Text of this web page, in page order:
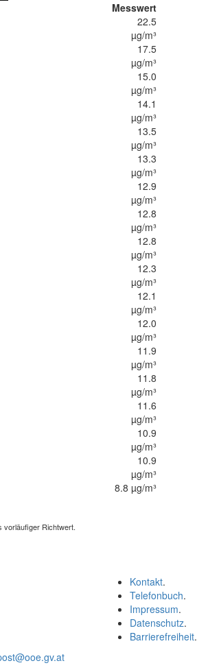
Messwert
22.5
µg/m³
17.5
µg/m³
15.0
µg/m³
14.1
µg/m³
13.5
µg/m³
13.3
µg/m³
12.9
µg/m³
12.8
µg/m³
12.8
µg/m³
12.3
µg/m³
12.1
µg/m³
12.0
µg/m³
11.9
µg/m³
11.8
µg/m³
11.6
µg/m³
10.9
µg/m³
10.9
µg/m³
8.8 µg/m³
vorläufiger Richtwert.
Kontakt.
Telefonbuch.
Impressum.
Datenschutz.
Barrierefreiheit.